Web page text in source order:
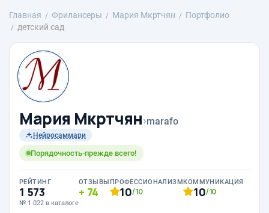
Главная Фрилансеры Mария Мкртчян
Портфолио
детский сад
Mария Мкртчян›marafo
Нейросаммари
Порядочность-прежде всего!
РЕЙТИНГ
1 573
№ 1 022 в каталоге
ОТЗЫВЫ
74
ПРОФЕССИОНАЛИЗМ
10/10
КОММУНИКАЦИЯ
10/10